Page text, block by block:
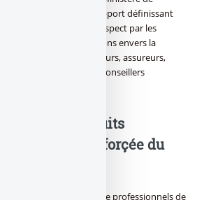
Finances son second rapport définissant
supervision relatives au respect par les
de leurs obligations envers la
producteurs, distributeurs, assureurs,
prévoyances et les conseillers
Produits
: Protection renforçée du
assainir les relations entre professionnels de